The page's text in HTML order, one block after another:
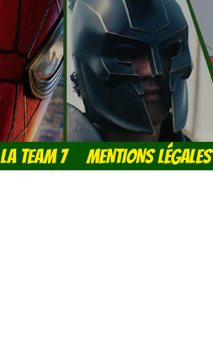
LA TEAM 7 MENTIONS LÉGALES